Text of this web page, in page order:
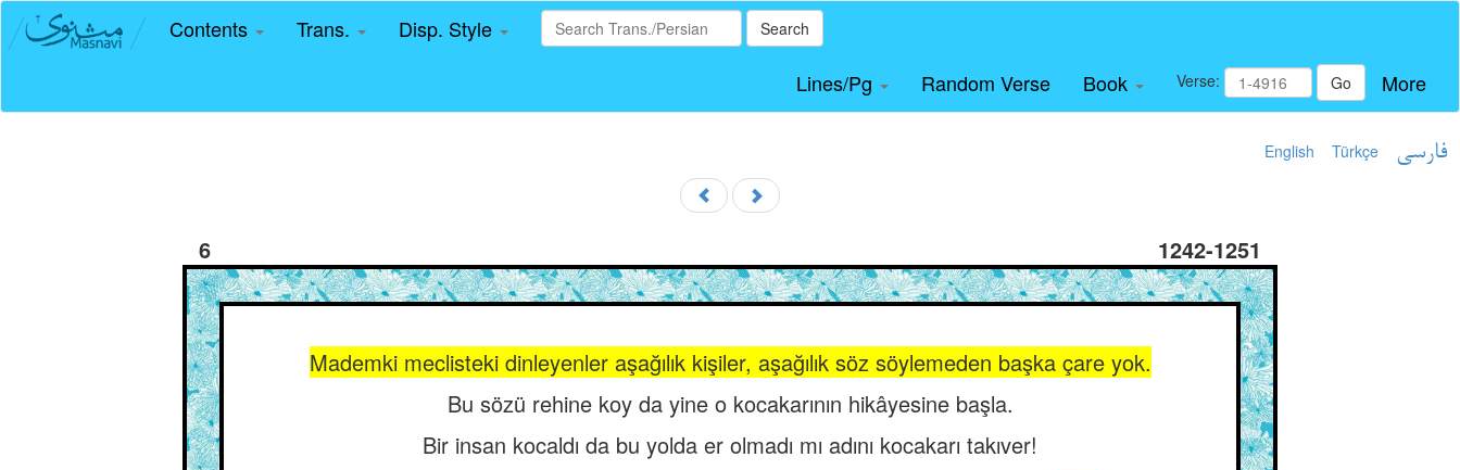
Contents Trans. Disp. Style Search
Lines/Pg Random Verse Book Verse: Go More
English Türkçe فارسی
6 1242-1251
Mademki meclisteki dinleyenler aşağılık kişiler, aşağılık söz söylemeden başka çare yok.
Bu sözü rehine koy da yine o kocakarının hikâyesine başla.
Bir insan kocaldı da bu yolda er olmadı mı adını kocakarı takıver!